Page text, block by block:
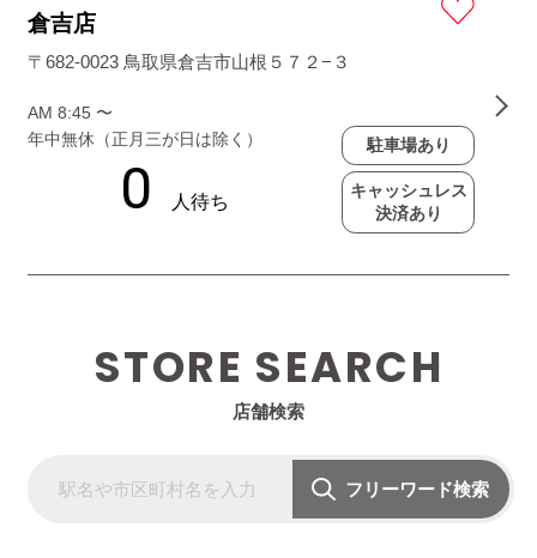
倉吉店
〒682-0023 鳥取県倉吉市山根５７２−３
AM 8:45 〜
年中無休（正月三が日は除く）
駐車場あり
キャッシュレス
決済あり
STORE SEARCH
店舗検索
フリーワード検索